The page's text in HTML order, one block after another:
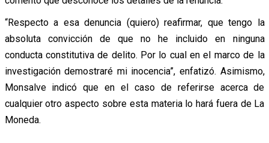
“Respecto a esa denuncia (quiero) reafirmar, que tengo la
absoluta convicción de que no he incluido en ninguna
conducta constitutiva de delito. Por lo cual en el marco de la
investigación demostraré mi inocencia”, enfatizó. Asimismo,
Monsalve indicó que en el caso de referirse acerca de
cualquier otro aspecto sobre esta materia lo hará fuera de La
Moneda.